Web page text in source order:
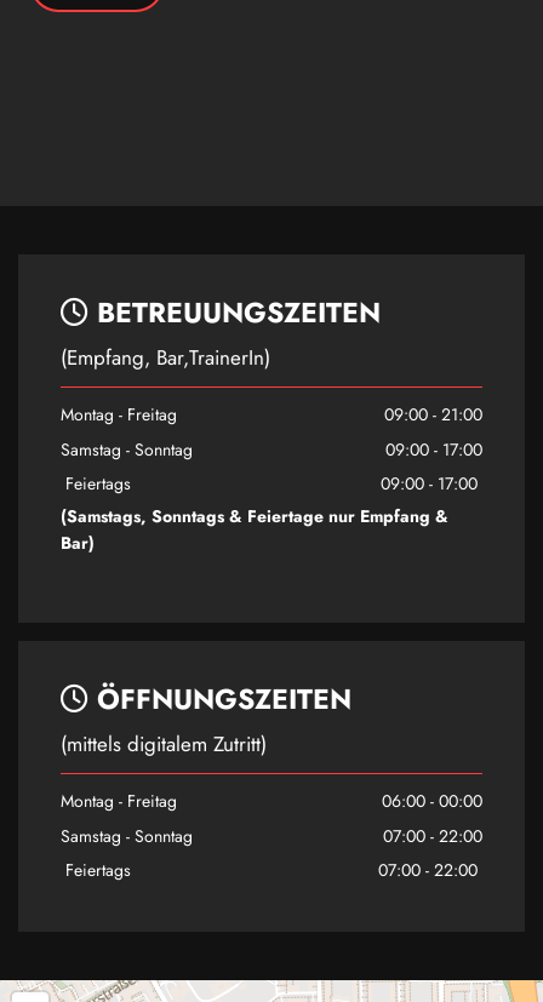
 BETREUUNGSZEITEN
(Empfang, Bar,TrainerIn)
Montag - Freitag
09:00 - 21:00
Samstag - Sonntag
09:00 - 17:00
Feiertags
09:00 - 17:00
(Samstags, Sonntags & Feiertage nur Empfang &
Bar)
 ÖFFNUNGSZEITEN
(mittels digitalem Zutritt)
Montag - Freitag
06:00 - 00:00
Samstag - Sonntag
07:00 - 22:00
Feiertags
07:00 - 22:00